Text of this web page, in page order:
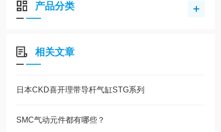
产品分类
相关文章
日本CKD喜开理带导杆气缸STG系列
SMC气动元件都有哪些？